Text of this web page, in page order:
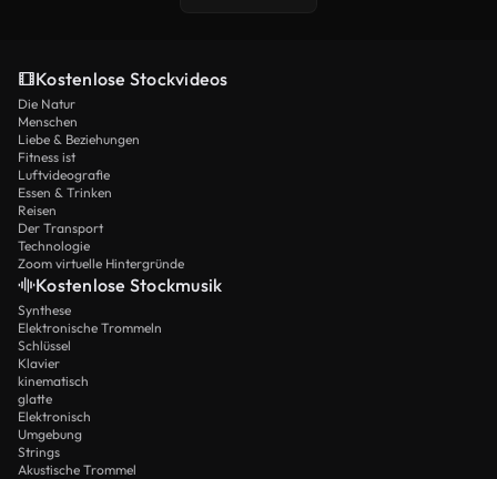
Kostenlose Stockvideos
Die Natur
Menschen
Liebe & Beziehungen
Fitness ist
Luftvideografie
Essen & Trinken
Reisen
Der Transport
Technologie
Zoom virtuelle Hintergründe
Kostenlose Stockmusik
Synthese
Elektronische Trommeln
Schlüssel
Klavier
kinematisch
glatte
Elektronisch
Umgebung
Strings
Akustische Trommel